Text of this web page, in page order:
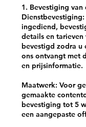
1. Bevestiging van
ingediend,
details en tarieven
bevestigd zodra u
ons ontvangt met
en prijsinformatie.
Maatwerk: Voor
gemaakte
bevestiging tot 5
een aangepaste